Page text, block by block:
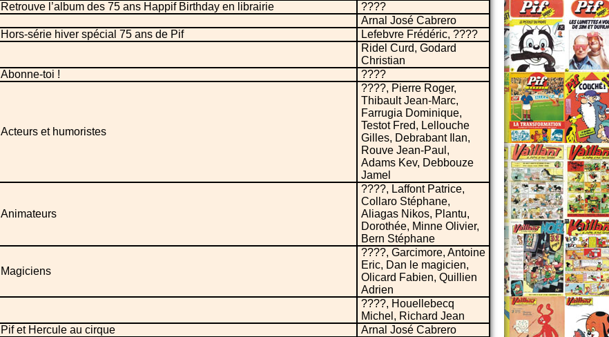
Retrouve l’album des 75 ans Happif Birthday en librairie
????
Arnal José Cabrero
Hors-série hiver spécial 75 ans de Pif
Lefebvre Frédéric, ????
Ridel Curd, Godard
Christian
Abonne-toi ! ????
Acteurs et humoristes
????, Pierre Roger,
Thibault Jean-Marc,
Farrugia Dominique,
Testot Fred, Lellouche
Gilles, Debrabant Ilan,
Rouve Jean-Paul,
Adams Kev, Debbouze
Jamel
Animateurs
????, Laffont Patrice,
Collaro Stéphane,
Aliagas Nikos, Plantu,
Dorothée, Minne Olivier,
Bern Stéphane
Magiciens
????, Garcimore, Antoine
Eric, Dan le magicien,
Olicard Fabien, Quillien
Adrien
????, Houellebecq
Michel, Richard Jean
Pif et Hercule au cirque Arnal José Cabrero